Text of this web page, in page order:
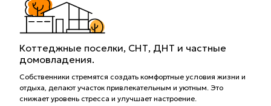
Коттеджные поселки, СНТ, ДНТ и частные
домовладения.
Собственники стремятся создать комфортные условия жизни и
отдыха, делают участок привлекательным и уютным. Это
снижает уровень стресса и улучшает настроение.